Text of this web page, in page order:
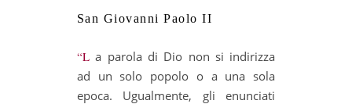
San Giovanni Paolo II
“La parola di Dio non si indirizza
ad un solo popolo o a una sola
epoca. Ugualmente, gli enunciati